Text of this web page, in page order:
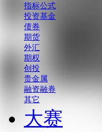
指标公式
投资基金
债券
期货
外汇
期权
创投
贵金属
融资融券
其它
大赛